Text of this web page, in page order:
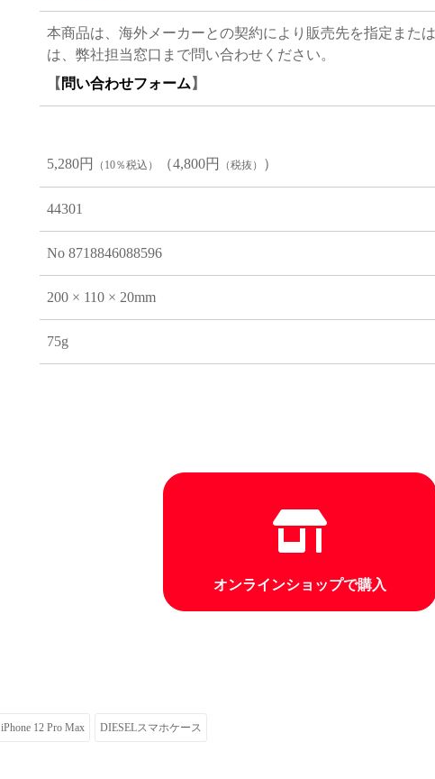
本商品は、海外メーカーとの契約により販売先を指定また
は、弊社担当窓口まで問い合わせください。
【 問い合わせフォーム 】
5,280円 （10％税込） （4,800円 （税抜） ）
44301
No 8718846088596
200 × 110 × 20mm
75g
オンラインショップで購入
iPhone 12 Pro Max DIESELスマホケース